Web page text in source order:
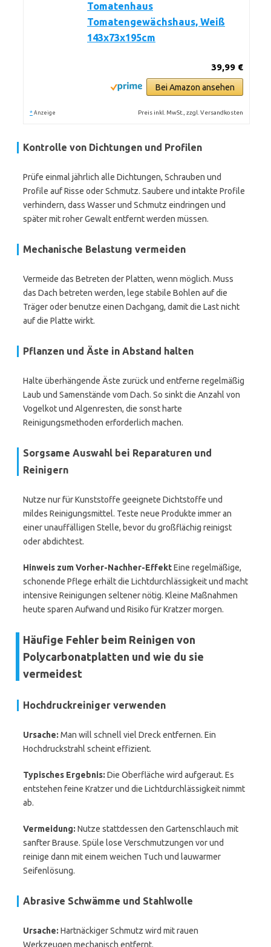
Tomatenhaus
Tomatengewächshaus, Weiß
143x73x195cm
39,99 €
Bei Amazon ansehen
* Anzeige Preis inkl. MwSt., zzgl. Versandkosten
Kontrolle von Dichtungen und Profilen
Prüfe einmal jährlich alle Dichtungen, Schrauben und
Profile auf Risse oder Schmutz. Saubere und intakte Profile
verhindern, dass Wasser und Schmutz eindringen und
später mit roher Gewalt entfernt werden müssen.
Mechanische Belastung vermeiden
Vermeide das Betreten der Platten, wenn möglich. Muss
das Dach betreten werden, lege stabile Bohlen auf die
Träger oder benutze einen Dachgang, damit die Last nicht
auf die Platte wirkt.
Pflanzen und Äste in Abstand halten
Halte überhängende Äste zurück und entferne regelmäßig
Laub und Samenstände vom Dach. So sinkt die Anzahl von
Vogelkot und Algenresten, die sonst harte
Reinigungsmethoden erforderlich machen.
Sorgsame Auswahl bei Reparaturen und
Reinigern
Nutze nur für Kunststoffe geeignete Dichtstoffe und
mildes Reinigungsmittel. Teste neue Produkte immer an
einer unauffälligen Stelle, bevor du großflächig reinigst
oder abdichtest.
Hinweis zum Vorher-Nachher-EffektEine regelmäßige,
schonende Pflege erhält die Lichtdurchlässigkeit und macht
intensive Reinigungen seltener nötig. Kleine Maßnahmen
heute sparen Aufwand und Risiko für Kratzer morgen.
Häufige Fehler beim Reinigen von
Polycarbonatplatten und wie du sie
vermeidest
Hochdruckreiniger verwenden
Ursache: Man will schnell viel Dreck entfernen. Ein
Hochdruckstrahl scheint effizient.
Typisches Ergebnis: Die Oberfläche wird aufgeraut. Es
entstehen feine Kratzer und die Lichtdurchlässigkeit nimmt
ab.
Vermeidung: Nutze stattdessen den Gartenschlauch mit
sanfter Brause. Spüle lose Verschmutzungen vor und
reinige dann mit einem weichen Tuch und lauwarmer
Seifenlösung.
Abrasive Schwämme und Stahlwolle
Ursache: Hartnäckiger Schmutz wird mit rauen
Werkzeugen mechanisch entfernt.